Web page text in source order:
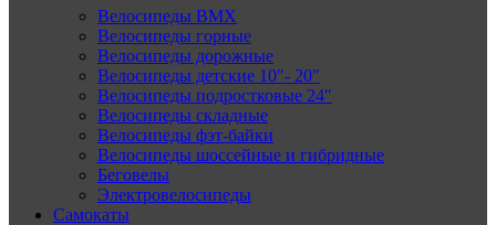
Велосипеды BMX
Велосипеды горные
Велосипеды дорожные
Велосипеды детские 10″- 20″
Велосипеды подростковые 24″
Велосипеды складные
Велосипеды фэт-байки
Велосипеды шоссейные и гибридные
Беговелы
Электровелосипеды
Самокаты